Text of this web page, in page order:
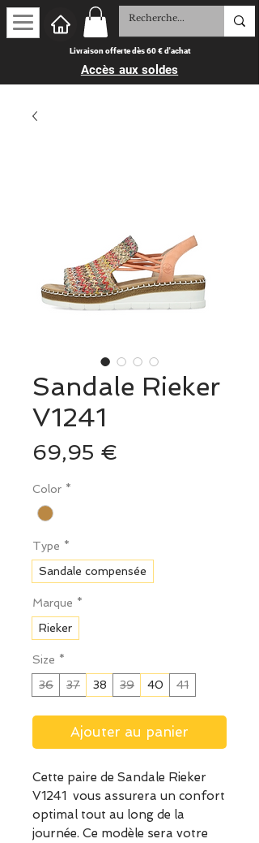
Livraison offerte dès 60 € d'achat
Accès aux soldes
Sandale Rieker
V1241
69,95 €
Color *
Type *
Sandale compensée
Marque *
Rieker
Size *
36
37 38 39 40 41
Ajouter au panier
Cette paire de Sandale Rieker
V1241 vous assurera un confort
optimal tout au long de la
journée. Ce modèle sera votre